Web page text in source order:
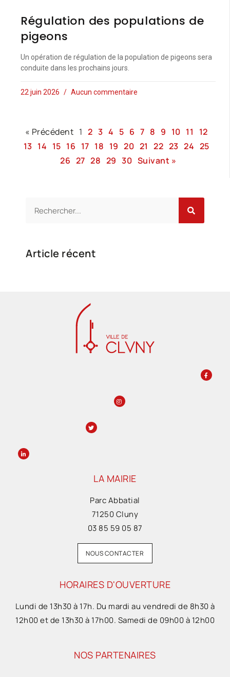
Régulation des populations de
pigeons
Un opération de régulation de la population de pigeons sera
conduite dans les prochains jours.
22 juin 2026 Aucun commentaire
« Précédent 1 2 3 4 5 6 7 8 9 10 11
12
13 14 15 16 17 18 19 20 21 22 23 24 25
26 27 28 29 30 Suivant »
Article récent
LA MAIRIE
Parc Abbatial
71250 Cluny
03 85 59 05 87
NOUS CONTACTER
HORAIRES D'OUVERTURE
Lundi de 13h30 à 17h. Du mardi au vendredi de 8h30 à
12h00 et de 13h30 à 17h00. Samedi de 09h00 à 12h00
NOS PARTENAIRES